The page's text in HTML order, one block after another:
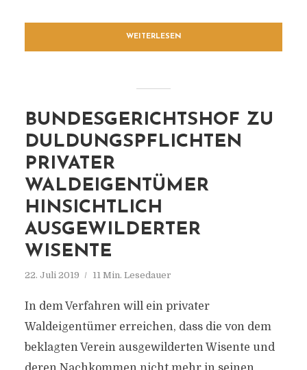
WEITERLESEN
BUNDESGERICHTSHOF ZU
DULDUNGSPFLICHTEN
PRIVATER
WALDEIGENTÜMER
HINSICHTLICH
AUSGEWILDERTER
WISENTE
22. Juli 2019 11 Min. Lesedauer
In dem Verfahren will ein privater
Waldeigentümer erreichen, dass die von dem
beklagten Verein ausgewilderten Wisente und